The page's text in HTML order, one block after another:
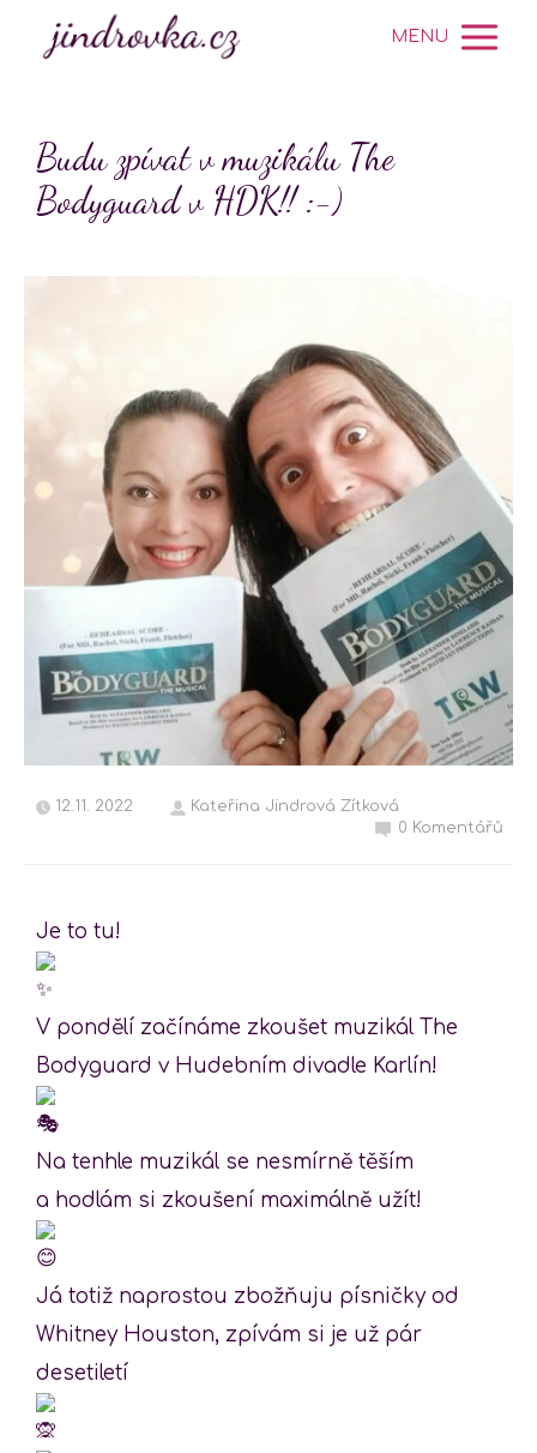
MENU
Budu zpívat v muzikálu The
Bodyguard v HDK!! :-)
12.11. 2022
Kateřina Jindrová Zítková
0 Komentářů
Je to tu!
V pondělí začínáme zkoušet muzikál The
Bodyguard v Hudebním divadle Karlín!
Na tenhle muzikál se nesmírně těším
a hodlám si zkoušení maximálně užít!
Já totiž naprostou zbožňuju písničky od
Whitney Houston, zpívám si je už pár
desetiletí